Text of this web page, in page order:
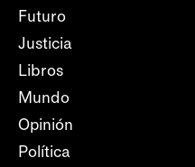
Futuro
Justicia
Libros
Mundo
Opinión
Política